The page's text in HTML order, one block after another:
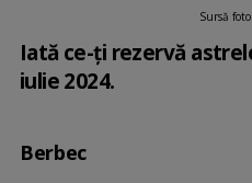
Sursă
Iată ce-ți rezervă
iulie 2024.
Berbec